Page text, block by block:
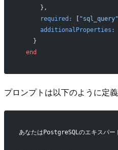
      },
      required:
"sql_query"
      additionalProperties:
    }
  end
プロンプトは以下のように定義
あなたはPostgreSQLのエキスパー